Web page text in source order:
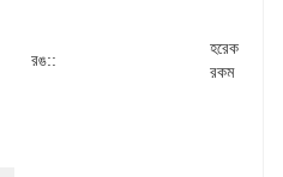
রঙ::
হরেক
রকম